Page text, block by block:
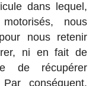
dans lequel,
nous
nous retenir
ni en fait de
de récupérer
conséquent,